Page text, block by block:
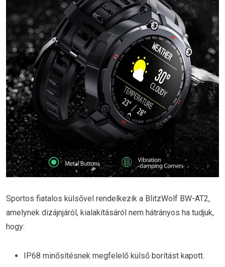
Sportos fiatalos külsővel rendelkezik a BlitzWolf BW-AT2,
amelynek dizájnjáról, kialakításáról nem hátrányos ha tudjuk,
hogy:
IP68 minősítésnek megfelelő külső borítást kapott.